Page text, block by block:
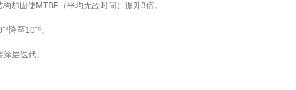
加固使MTBF（平均无故时间）提升3倍。
降至10⁻⁶。
层迭代。